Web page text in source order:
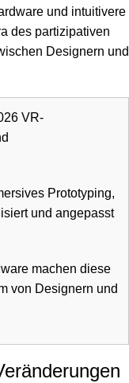
und intuitivere
des partizipativen
Designern und
VR-
Prototyping,
und angepasst
machen diese
von Designern und